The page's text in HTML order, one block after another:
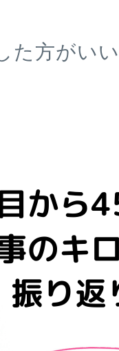
た方がい